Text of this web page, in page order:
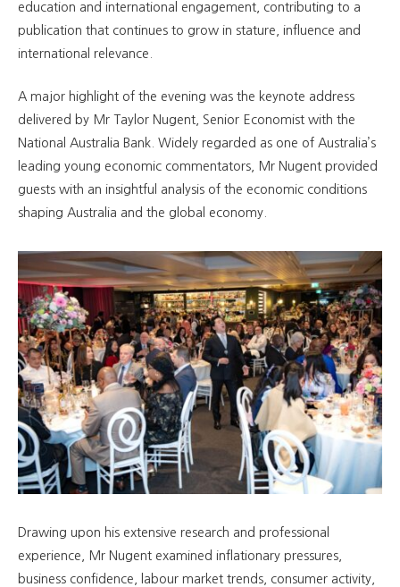
education and international engagement, contributing to a
publication that continues to grow in stature, influence and
international relevance.
A major highlight of the evening was the keynote address
delivered by Mr Taylor Nugent, Senior Economist with the
National Australia Bank. Widely regarded as one of Australia’s
leading young economic commentators, Mr Nugent provided
guests with an insightful analysis of the economic conditions
shaping Australia and the global economy.
Drawing upon his extensive research and professional
experience, Mr Nugent examined inflationary pressures,
business confidence, labour market trends, consumer activity,